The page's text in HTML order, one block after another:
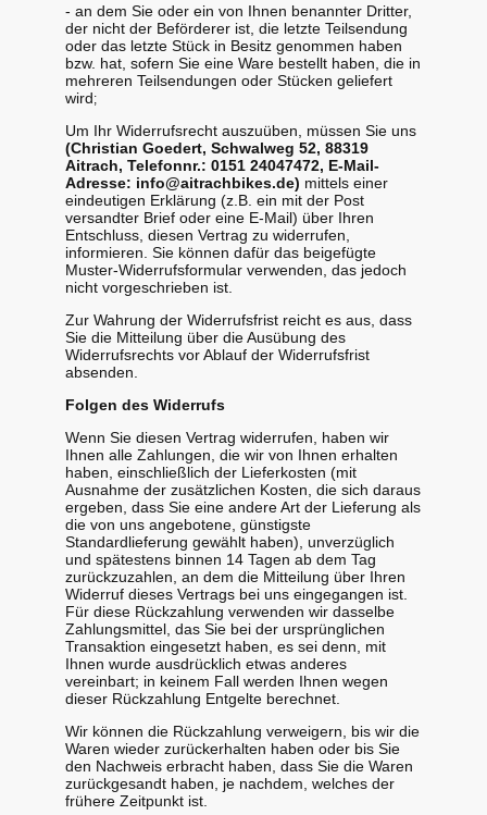
- an dem Sie oder ein von Ihnen benannter Dritter,
der nicht der Beförderer ist, die letzte Teilsendung
oder das letzte Stück in Besitz genommen haben
bzw. hat, sofern Sie eine Ware bestellt haben, die in
mehreren Teilsendungen oder Stücken geliefert
wird;
Um Ihr Widerrufsrecht auszuüben, müssen Sie uns
(Christian Goedert, Schwalweg 52, 88319
Aitrach, Telefonnr.: 0151 24047472, E-Mail-
Adresse: info@aitrachbikes.de) mittels einer
eindeutigen Erklärung (z.B. ein mit der Post
versandter Brief oder eine E-Mail) über Ihren
Entschluss, diesen Vertrag zu widerrufen,
informieren. Sie können dafür das beigefügte
Muster-Widerrufsformular verwenden, das jedoch
nicht vorgeschrieben ist.
Zur Wahrung der Widerrufsfrist reicht es aus, dass
Sie die Mitteilung über die Ausübung des
Widerrufsrechts vor Ablauf der Widerrufsfrist
absenden.
Folgen des Widerrufs
Wenn Sie diesen Vertrag widerrufen, haben wir
Ihnen alle Zahlungen, die wir von Ihnen erhalten
haben, einschließlich der Lieferkosten (mit
Ausnahme der zusätzlichen Kosten, die sich daraus
ergeben, dass Sie eine andere Art der Lieferung als
die von uns angebotene, günstigste
Standardlieferung gewählt haben), unverzüglich
und spätestens binnen 14 Tagen ab dem Tag
zurückzuzahlen, an dem die Mitteilung über Ihren
Widerruf dieses Vertrags bei uns eingegangen ist.
Für diese Rückzahlung verwenden wir dasselbe
Zahlungsmittel, das Sie bei der ursprünglichen
Transaktion eingesetzt haben, es sei denn, mit
Ihnen wurde ausdrücklich etwas anderes
vereinbart; in keinem Fall werden Ihnen wegen
dieser Rückzahlung Entgelte berechnet.
Wir können die Rückzahlung verweigern, bis wir die
Waren wieder zurückerhalten haben oder bis Sie
den Nachweis erbracht haben, dass Sie die Waren
zurückgesandt haben, je nachdem, welches der
frühere Zeitpunkt ist.